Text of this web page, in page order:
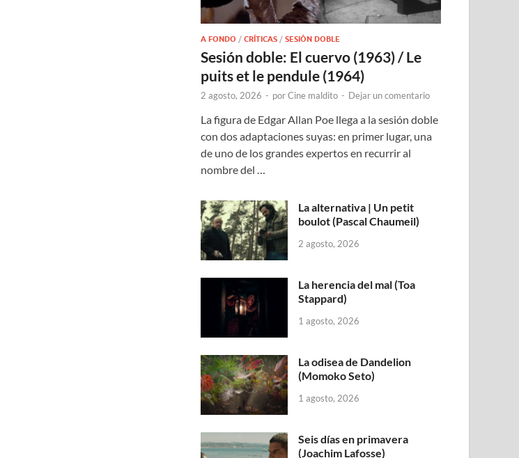
A FONDO /CRÍTICAS /SESIÓN DOBLE
Sesión doble: El cuervo (1963) / Le
puits et le pendule (1964)
2 agosto, 2026 - porCine maldito - Dejar un comentario
La figura de Edgar Allan Poe llega a la sesión doble
con dos adaptaciones suyas: en primer lugar, una
de uno de los grandes expertos en recurrir al
nombre del …
La alternativa | Un petit
boulot (Pascal Chaumeil)
2 agosto, 2026
La herencia del mal (Toa
Stappard)
1 agosto, 2026
La odisea de Dandelion
(Momoko Seto)
1 agosto, 2026
Seis días en primavera
(Joachim Lafosse)